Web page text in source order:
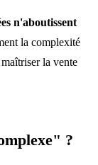
n'aboutissent
la complexité
la vente
?